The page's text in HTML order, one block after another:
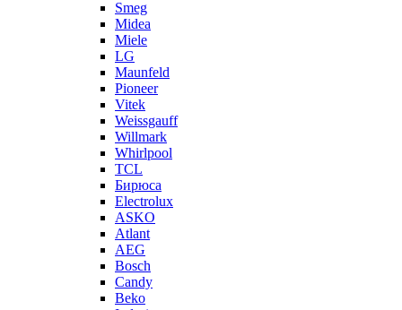
Smeg
Midea
Miele
LG
Maunfeld
Pioneer
Vitek
Weissgauff
Willmark
Whirlpool
TCL
Бирюса
Electrolux
ASKO
Atlant
AEG
Bosch
Candy
Beko